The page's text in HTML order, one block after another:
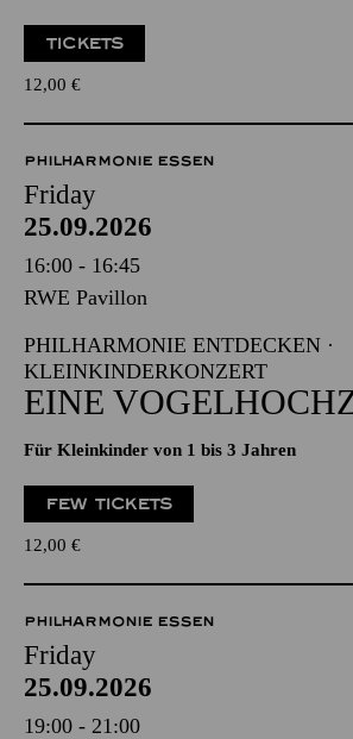
TICKETS
12,00 €
PHILHARMONIE ESSEN
Friday
25.09.2026
16:00 - 16:45
RWE Pavillon
PHILHARMONIE ENTDECKEN ·
KLEINKINDERKONZERT
EINE
Für Kleinkinder von 1 bis 3 Jahren
FEW TICKETS
12,00 €
PHILHARMONIE ESSEN
Friday
25.09.2026
19:00 - 21:00